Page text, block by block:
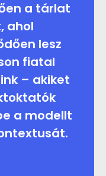
a tárlat
ahol
lesz
fiatal
– akiket
a modellt